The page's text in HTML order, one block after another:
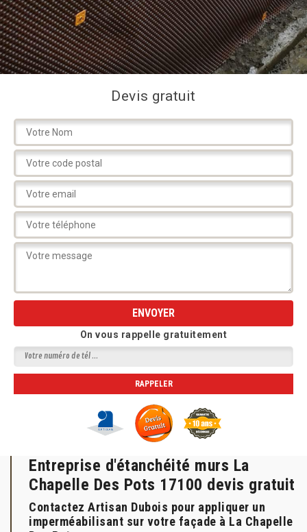
Devis gratuit
On vous rappelle gratuitement
Entreprise d'étanchéité murs La
Chapelle Des Pots 17100 devis gratuit
Contactez Artisan Dubois pour appliquer un
imperméabilisant sur votre façade à La Chapelle